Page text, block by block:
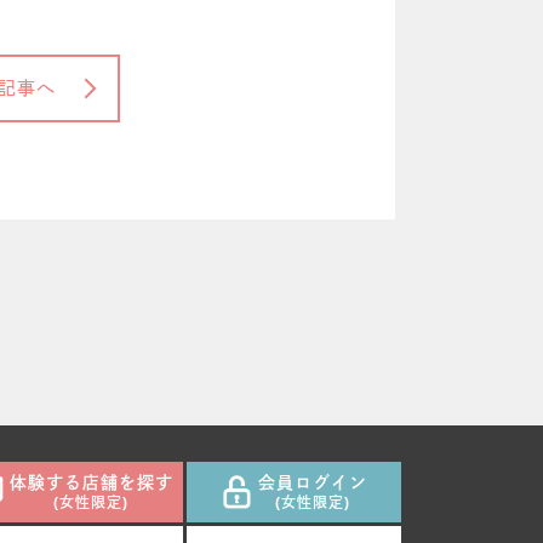
事へ
体験する店舗を探す
(女性限定)
会員ログイン
(女性限定)